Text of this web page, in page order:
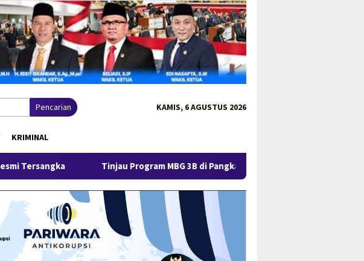
Pencarian KAMIS, 6 AGUSTUS 2026
KRIMINAL
Tinjau Program MBG 3B di Pangkalpinang, Gubernur Hidayat Tekankan Mutu Gizi